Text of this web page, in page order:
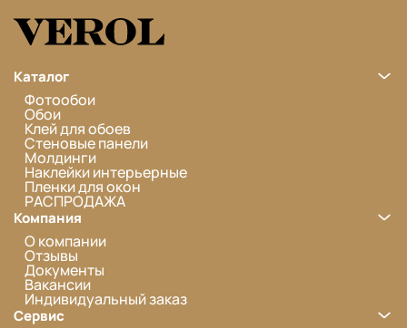
Каталог
Фотообои
Обои
Клей для обоев
Стеновые панели
Молдинги
Наклейки интерьерные
Пленки для окон
РАСПРОДАЖА
Компания
О компании
Отзывы
Документы
Вакансии
Индивидуальный заказ
Сервис